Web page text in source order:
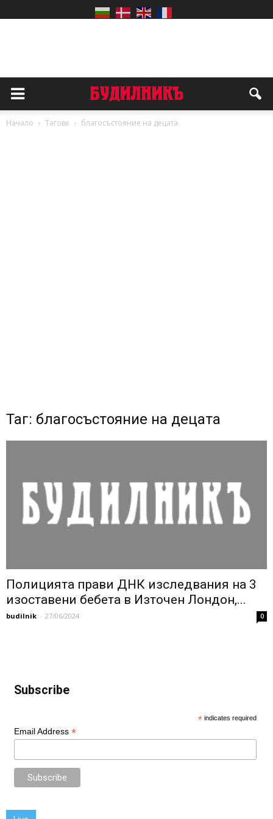
Начало Тагове благосъстояние на децата
Таг: благосъстояние на децата
Полицията прави ДНК изследвания на 3
изоставени бебета в Източен Лондон,...
budilnik - 27/06/2024 0
Subscribe
* indicates required
Email Address *